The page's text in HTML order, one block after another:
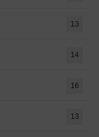
13
14
16
13